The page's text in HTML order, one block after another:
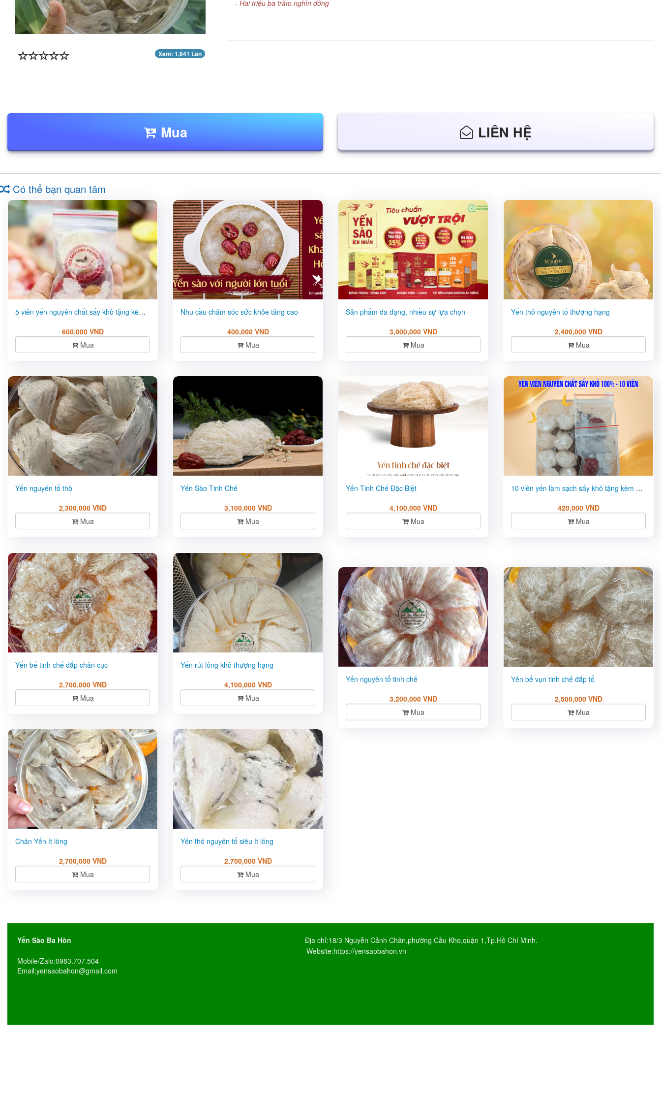
Xem: 1,941 Lần
- Hai triệu ba trăm nghìn đồng
Mua LIÊN HỆ
Có thể bạn quan tâm
5 viên yến nguyên chất sấy khô tặng kèm đồ chưng giá tốt.
600,000 VND
Mua
Nhu cầu chăm sóc sức khỏe tăng cao
400,000 VND
Mua
Sản phẩm đa dạng, nhiều sự lựa chọn
3,000,000 VND
Mua
Yến thô nguyên tổ thượng hạng
2,400,000 VND
Mua
Yến nguyên tổ thô
2,300,000 VND
Mua
Yến Sào Tinh Chế
3,100,000 VND
Mua
Yến Tinh Chế Đặc Biệt
4,100,000 VND
Mua
10 viên yến làm sạch sấy khô tặng kèm đồ chưng tại Quảng Nam ...
420,000 VND
Mua
Yến bể tinh chế đắp chân cục
2,700,000 VND
Mua
Yến rút lông khô thượng hạng
4,100,000 VND
Mua
Yến nguyên tổ tinh chế
3,200,000 VND
Mua
Yến bể vụn tinh chế đắp tổ
2,500,000 VND
Mua
Chân Yến ít lông
2,700,000 VND
Mua
Yến thô nguyên tổ siêu ít lông
2,700,000 VND
Mua
Yến Sào Ba Hòn
Địa chỉ:18/3 Nguyễn Cảnh Chân,phường Cầu Kho,quận 1,Tp.Hồ Chí Minh.
Website:https://yensaobahon.vn
Mobile/Zalo:0983.707.504
Email:yensaobahon@gmail.com